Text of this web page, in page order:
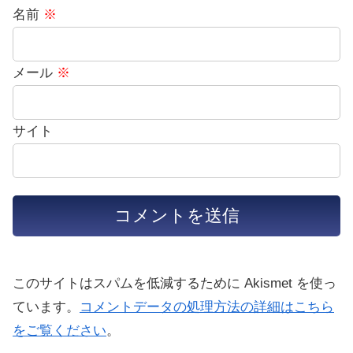
名前 ※
メール ※
サイト
このサイトはスパムを低減するために Akismet を使っ
ています。
コメントデータの処理方法の詳細はこちら
をご覧ください。